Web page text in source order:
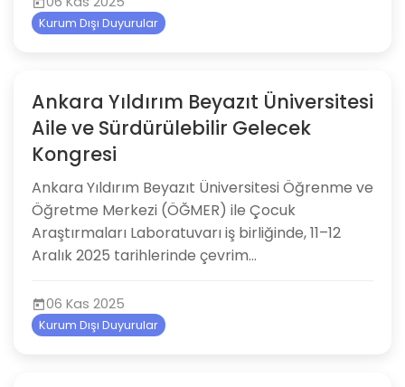
Kurum Dışı Duyurular
Ankara Yıldırım Beyazıt Üniversitesi
Aile ve Sürdürülebilir Gelecek
Kongresi
Ankara Yıldırım Beyazıt Üniversitesi Öğrenme ve
Öğretme Merkezi (ÖĞMER) ile Çocuk
Araştırmaları Laboratuvarı iş birliğinde, 11–12
Aralık 2025 tarihlerinde çevrim...
06 Kas 2025
Kurum Dışı Duyurular